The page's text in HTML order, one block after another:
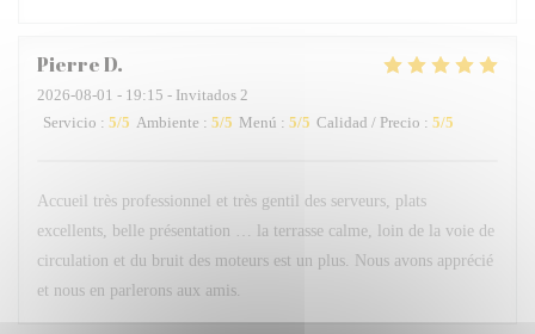
PierreD
2026-08-01 - 19:15 - Invitados 2
Servicio : 5/5 Ambiente : 5/5 Menú : 5/5 Calidad / Precio : 5/5
Accueil très professionnel et très gentil des serveurs, plats
excellents, belle présentation … la terrasse calme, loin de la voie de
circulation et du bruit des moteurs est un plus. Nous avons apprécié
et nous en parlerons aux amis.